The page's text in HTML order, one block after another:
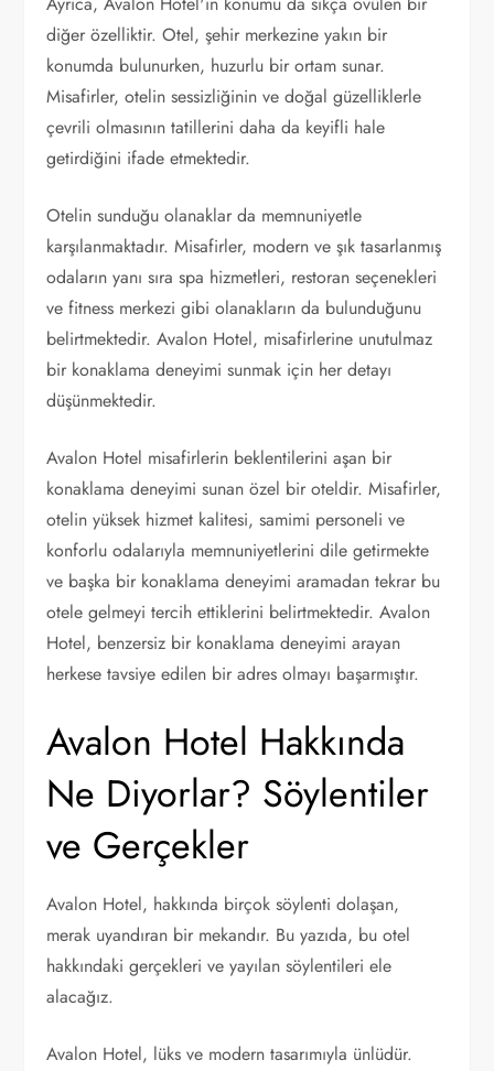
diğer özelliktir. Otel, şehir merkezine yakın bir
konumda bulunurken, huzurlu bir ortam sunar.
Misafirler, otelin sessizliğinin ve doğal güzelliklerle
çevrili olmasının tatillerini daha da keyifli hale
getirdiğini ifade etmektedir.
Otelin sunduğu olanaklar da memnuniyetle
karşılanmaktadır. Misafirler, modern ve şık tasarlanmış
odaların yanı sıra spa hizmetleri, restoran seçenekleri
ve fitness merkezi gibi olanakların da bulunduğunu
belirtmektedir. Avalon Hotel, misafirlerine unutulmaz
bir konaklama deneyimi sunmak için her detayı
düşünmektedir.
Avalon Hotel misafirlerin beklentilerini aşan bir
konaklama deneyimi sunan özel bir oteldir. Misafirler,
otelin yüksek hizmet kalitesi, samimi personeli ve
konforlu odalarıyla memnuniyetlerini dile getirmekte
ve başka bir konaklama deneyimi aramadan tekrar bu
otele gelmeyi tercih ettiklerini belirtmektedir. Avalon
Hotel, benzersiz bir konaklama deneyimi arayan
herkese tavsiye edilen bir adres olmayı başarmıştır.
Avalon Hotel Hakkında
Ne Diyorlar? Söylentiler
ve Gerçekler
Avalon Hotel, hakkında birçok söylenti dolaşan,
merak uyandıran bir mekandır. Bu yazıda, bu otel
hakkındaki gerçekleri ve yayılan söylentileri ele
alacağız.
Avalon Hotel, lüks ve modern tasarımıyla ünlüdür.